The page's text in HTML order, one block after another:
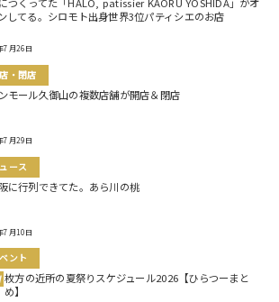
してる。シロモト出身世界3位パティシエのお店
7月26日
・閉店
モール久御山の複数店舗が開店＆閉店
7月29日
ース
に行列できてた。あら川の桃
7月10日
ント
枚方の近所の夏祭りスケジュール2026【ひらつーまと
め】